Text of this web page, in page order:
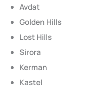
Avdat
Golden Hills
Lost Hills
Sirora
Kerman
Kastel